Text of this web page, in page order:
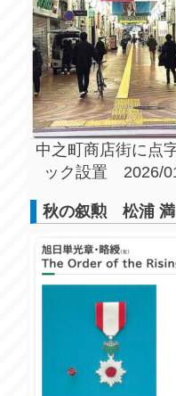
中之町商店街に点
ック設置 2026/
秋の叙勲 松浦